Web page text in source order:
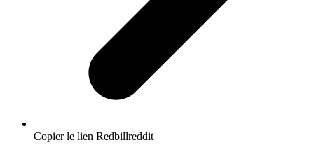
Copier le lien Redbillreddit